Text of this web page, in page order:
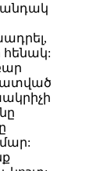
հենակ: